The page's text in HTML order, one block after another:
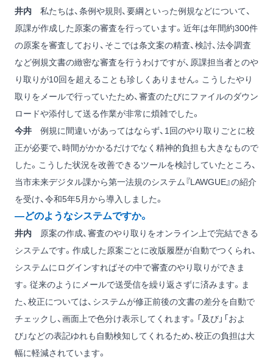
井内 私たちは、条例や規則、要綱といった例規などについて、
原課が作成した原案の審査を行っています。近年は年間約300件
の原案を審査しており、そこでは条文案の精査、検討、法令調査
など例規文書の緻密な審査を行うわけですが、原課担当者とのや
り取りが10回を超えることも珍しくありません。こうしたやり
取りをメールで行っていたため、審査のたびにファイルのダウン
ロードや添付して送る作業が非常に煩雑でした。
今井 例規に間違いがあってはならず、1回のやり取りごとに校
正が必要で、時間がかかるだけでなく精神的負担も大きなもので
した。こうした状況を改善できるツールを検討していたところ、
当市未来デジタル課から第一法規のシステム『LAWGUE』の紹介
を受け、令和5年5月から導入しました。
―どのようなシステムですか。
井内 原案の作成、審査のやり取りをオンライン上で完結できる
システムです。作成した原案ごとに改版履歴が自動でつくられ、
システムにログインすればその中で審査のやり取りができま
す。従来のようにメールで送受信を繰り返さずに済みます。ま
た、校正については、システムが修正前後の文書の差分を自動で
チェックし、画面上で色分け表示してくれます。「及び」「およ
び」などの表記ゆれも自動検知してくれるため、校正の負担は大
幅に軽減されています。